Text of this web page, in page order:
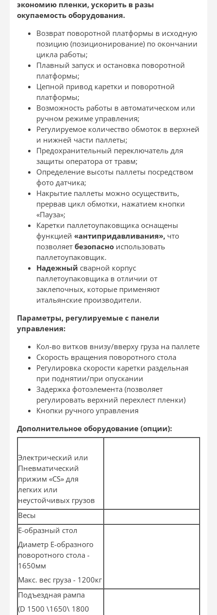
экономию пленки, ускорить в разы
окупаемость оборудования.
Возврат поворотной платформы в исходную
позицию (позиционирование) по окончании
цикла работы;
Плавный запуск и остановка поворотной
платформы;
Цепной привод каретки и поворотной
платформы;
Возможность работы в автоматическом или
ручном режиме управления;
Регулируемое количество обмоток в верхней
и нижней части паллеты;
Предохранительный переключатель для
защиты оператора от травм;
Определение высоты паллеты посредством
фото датчика;
Накрытие паллеты можно осуществить,
прервав цикл обмотки, нажатием кнопки
«Пауза»;
Каретки паллетоупаковщика оснащены
функцией «антипридавливания», что
позволяет безопасно использовать
паллетоупаковщик.
Надежный сварной корпус
паллетоупаковщика в отличии от
заклепочных, которые применяют
итальянские производители.
Параметры, регулируемые с панели
управления:
Кол-во витков внизу/вверху груза на паллете
Скорость вращения поворотного стола
Регулировка скорости каретки раздельная
при поднятии/при опускании
Задержка фотоэлемента (позволяет
регулировать верхний перехлест пленки)
Кнопки ручного управления
Дополнительное оборудование (опции):
Электрический или
Пневматический
прижим «CS» для
легких или
неустойчивых грузов
Весы
Е-образный стол
Диаметр E-образного
поворотного стола -
1650мм
Макс. вес груза - 1200кг
Подъездная рампа
(D 1500 \1650\ 1800